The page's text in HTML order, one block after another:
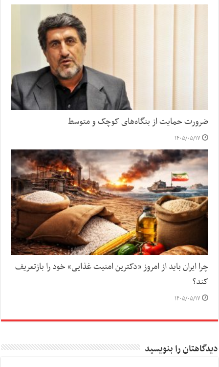
ضرورت حمایت از بنگاه‌های کوچک و متوسط
۱۴۰۵/۰۵/۱۷
چرا ایران باید از امروز «دکترین امنیت غذایی» خود را بازتعریف
کند؟
۱۴۰۵/۰۵/۱۷
دیدگاهتان را بنویسید